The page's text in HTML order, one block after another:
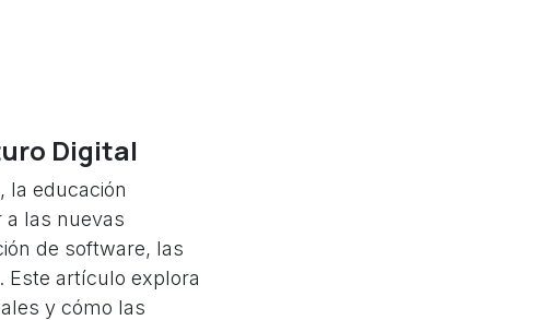
Digital
la educación
a las nuevas
de software, las
Este artículo explora
y cómo las